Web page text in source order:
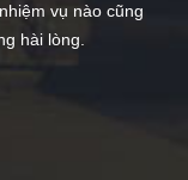
vụ nào cũng
hài lòng.